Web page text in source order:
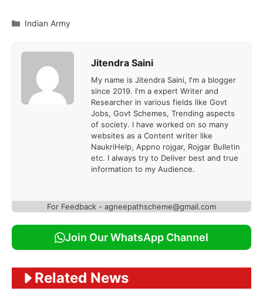
Categories
Indian Army
Jitendra Saini
My name is Jitendra Saini, I'm a blogger
since 2019. I'm a expert Writer and
Researcher in various fields like Govt
Jobs, Govt Schemes, Trending aspects
of society. I have worked on so many
websites as a Content writer like
NaukriHelp, Appno rojgar, Rojgar Bulletin
etc. I always try to Deliver best and true
information to my Audience.
For Feedback - agneepathscheme@gmail.com
Join Our WhatsApp Channel
Related News